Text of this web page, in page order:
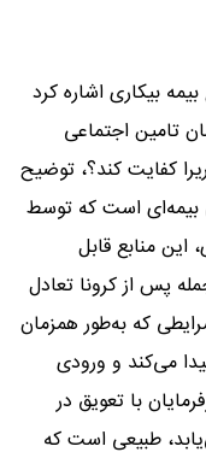
بیکاری اشاره کرد
تامین اجتماعی
کفایت کند؟، توضیح
صندوق، ۳ درصد حق بیمه‌ای است که توسط
منابع قابل
پس از کرونا تعادل
که به‌طور همزمان
می‌کند و ورودی
با تعویق در
طبیعی است که